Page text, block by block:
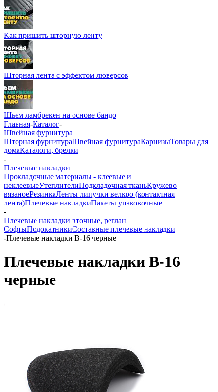
Как пришить шторную ленту
Шторная лента с эффектом люверсов
Шьем ламбрекен на основе бандо
Главная-Каталог-
Швейная фурнитура
Шторная фурнитураШвейная фурнитураКарнизыТовары для
домаКаталоги, брелки
-
Плечевые накладки
Прокладочные материалы - клеевые и
неклеевыеУтеплителиПодкладочная тканьКружево
вязаноеРезинкаЛенты липучки велкро (контактная
лента)Плечевые накладкиПакеты упаковочные
-
Плечевые накладки вточные, реглан
СофтыПодокатникиСоставные плечевые накладки
-Плечевые накладки В-16 черные
Плечевые накладки В-16
черные